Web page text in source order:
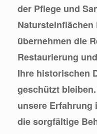
der Pflege und
Natursteinflächen
übernehmen die
Restaurierung
Ihre historischen
geschützt
unsere Erfahrung
die sorgfältige